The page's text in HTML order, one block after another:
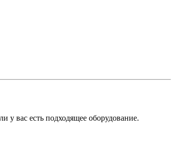
у вас есть подходящее оборудование.